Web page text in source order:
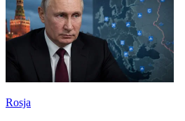
Rosja